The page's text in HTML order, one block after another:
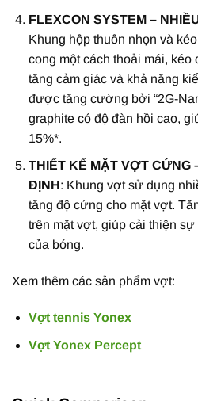
FLEXCON SYSTEM –
Khung hộp thuôn nhọn và
cong một cách thoải mái,
tăng cảm giác và khả năng
được tăng cường bởi “2G-
graphite có độ đàn hồi cao,
15%*.
THIẾT KẾ MẶT VỢT CỨNG
ĐỊNH : Khung vợt sử dụng
tăng độ cứng cho mặt vợt.
trên mặt vợt, giúp cải thiện
của bóng.
Xem thêm các sản phẩm vợt:
Vợt tennis Yonex
Vợt Yonex Percept